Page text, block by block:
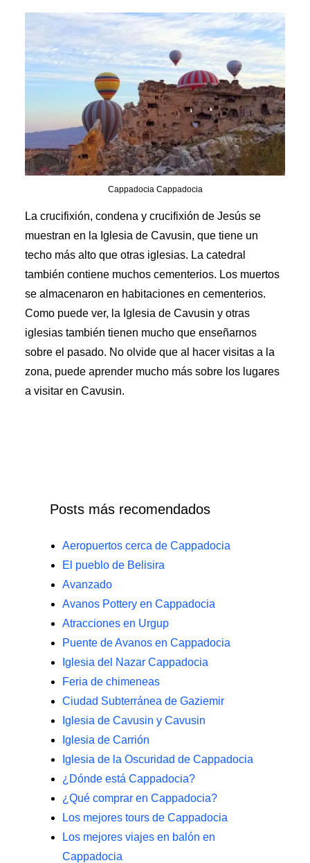
Cappadocia Cappadocia
La crucifixión, condena y crucifixión de Jesús se
muestran en la Iglesia de Cavusin, que tiene un
techo más alto que otras iglesias. La catedral
también contiene muchos cementerios. Los muertos
se almacenaron en habitaciones en cementerios.
Como puede ver, la Iglesia de Cavusin y otras
iglesias también tienen mucho que enseñarnos
sobre el pasado. No olvide que al hacer visitas a la
zona, puede aprender mucho más sobre los lugares
a visitar en Cavusin.
Posts más recomendados
Aeropuertos cerca de Cappadocia
El pueblo de Belisira
Avanzado
Avanos Pottery en Cappadocia
Atracciones en Urgup
Puente de Avanos en Cappadocia
Iglesia del Nazar Cappadocia
Feria de chimeneas
Ciudad Subterránea de Gaziemir
Iglesia de Cavusin y Cavusin
Iglesia de Carrión
Iglesia de la Oscuridad de Cappadocia
¿Dónde está Cappadocia?
¿Qué comprar en Cappadocia?
Los mejores tours de Cappadocia
Los mejores viajes en balón en
Cappadocia